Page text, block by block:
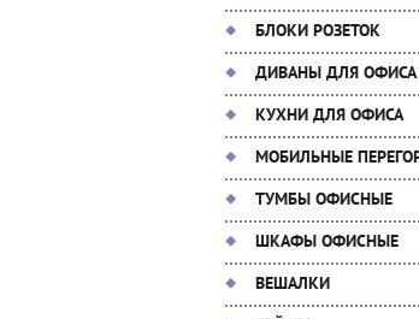
БЛОКИ РОЗЕТОК
ДИВАНЫ ДЛЯ ОФИСА
КУХНИ ДЛЯ ОФИСА
МОБИЛЬНЫЕ
ТУМБЫ ОФИСНЫЕ
ШКАФЫ ОФИСНЫЕ
ВЕШАЛКИ